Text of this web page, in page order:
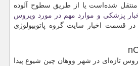
منتقل شده‌است یا از طریق سطوح آلوده
پزشکی و موارد مهم در مورد ویروس
در قسمت اخبار سایت گروه پاتوبیولوژی
دسامبر ۲۰۱۹ ویروس تازه‌ای در شهر ووهان چین شیوع پیدا